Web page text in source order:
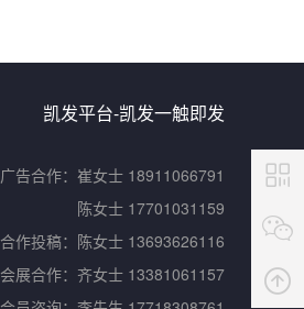
凯发平台-凯发一触即发
广告合作： 崔女士 18911066791
陈女士 17701031159
合作投稿： 陈女士 13693626116
会展合作： 齐女士 13381061157